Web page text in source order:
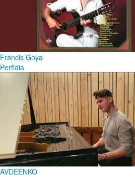
Francis Goya
Perfidia
AVDEENKO